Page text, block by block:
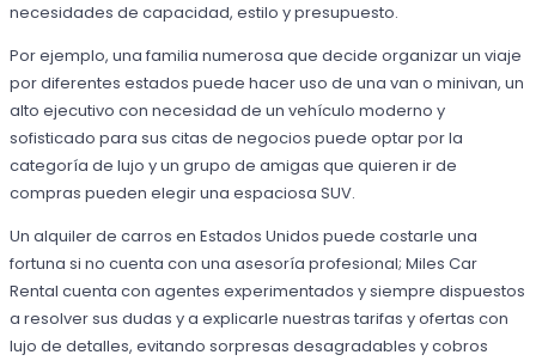
necesidades de capacidad, estilo y presupuesto.
Por ejemplo, una familia numerosa que decide organizar un viaje
por diferentes estados puede hacer uso de una van o minivan, un
alto ejecutivo con necesidad de un vehículo moderno y
sofisticado para sus citas de negocios puede optar por la
categoría de lujo y un grupo de amigas que quieren ir de
compras pueden elegir una espaciosa SUV.
Un alquiler de carros en Estados Unidos puede costarle una
fortuna si no cuenta con una asesoría profesional; Miles Car
Rental cuenta con agentes experimentados y siempre dispuestos
a resolver sus dudas y a explicarle nuestras tarifas y ofertas con
lujo de detalles, evitando sorpresas desagradables y cobros